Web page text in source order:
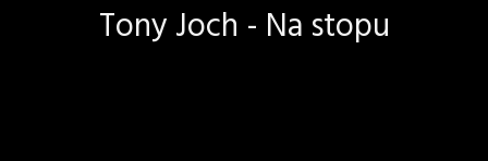
Tony Joch - Na stopu